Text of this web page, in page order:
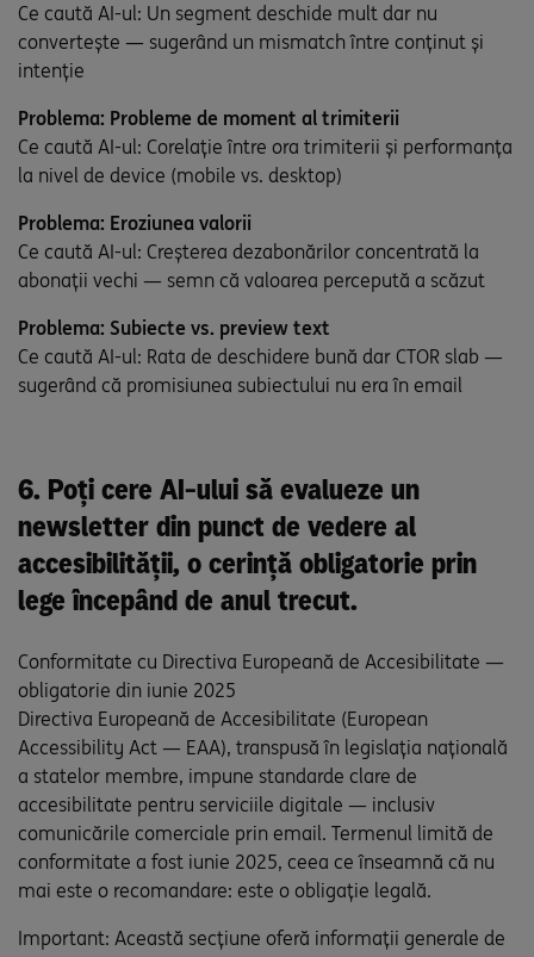
Ce caută AI-ul: Un segment deschide mult dar nu
convertește — sugerând un mismatch între conținut și
intenție
Problema: Probleme de moment al trimiterii
Ce caută AI-ul: Corelație între ora trimiterii și performanța
la nivel de device (mobile vs. desktop)
Problema: Eroziunea valorii
Ce caută AI-ul: Creșterea dezabonărilor concentrată la
abonații vechi — semn că valoarea percepută a scăzut
Problema: Subiecte vs. preview text
Ce caută AI-ul: Rata de deschidere bună dar CTOR slab —
sugerând că promisiunea subiectului nu era în email
6. Poți cere AI-ului să evalueze un
newsletter din punct de vedere al
accesibilității, o cerință obligatorie prin
lege începând de anul trecut.
Conformitate cu Directiva Europeană de Accesibilitate —
obligatorie din iunie 2025
Directiva Europeană de Accesibilitate (European
Accessibility Act — EAA), transpusă în legislația națională
a statelor membre, impune standarde clare de
accesibilitate pentru serviciile digitale — inclusiv
comunicările comerciale prin email. Termenul limită de
conformitate a fost iunie 2025, ceea ce înseamnă că nu
mai este o recomandare: este o obligație legală.
Important: Această secțiune oferă informații generale de